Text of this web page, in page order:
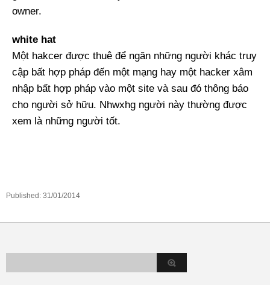
owner.
white hat
Một hakcer được thuê để ngăn những người khác truy
cập bất hợp pháp đến một mạng hay một hacker xâm
nhập bất hợp pháp vào một site và sau đó thông báo
cho người sở hữu. Nhwxhg người này thường được
xem là những người tốt.
Published: 31/01/2014